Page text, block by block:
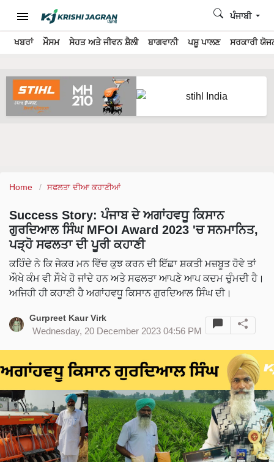
ਖਬਰਾਂ ਮੌਸਮ ਸੇਹਤ ਅਤੇ ਜੀਵਨ ਸ਼ੈਲੀ ਬਾਗਵਾਨੀ ਪਸ਼ੂ ਪਾਲਣ ਸਰਕਾਰੀ
ਪੰਜਾਬੀ
Home ਸਫਲਤਾ ਦੀਆ ਕਹਾਣੀਆਂ
Success Story: ਪੰਜਾਬ ਦੇ ਅਗਾਂਹਵਧੂ ਕਿਸਾਨ
ਗੁਰਦਿਆਲ ਸਿੰਘ MFOI Award 2023 'ਚ ਸਨਮਾਨਿਤ,
ਪੜ੍ਹੋ ਸਫਲਤਾ ਦੀ ਪੂਰੀ ਕਹਾਣੀ
ਕਹਿੰਦੇ ਨੇ ਕਿ ਜੇਕਰ ਮਨ ਵਿੱਚ ਕੁਝ ਕਰਨ ਦੀ ਇੱਛਾ ਸ਼ਕਤੀ ਮਜ਼ਬੂਤ ​​ਹੋਵੇ ਤਾਂ
ਔਖੇ ਕੰਮ ਵੀ ਸੌਖੇ ਹੋ ਜਾਂਦੇ ਹਨ ਅਤੇ ਸਫਲਤਾ ਆਪਣੇ ਆਪ ਕਦਮ ਚੁੰਮਦੀ ਹੈ।
ਅਜਿਹੀ ਹੀ ਕਹਾਣੀ ਹੈ ਅਗਾਂਹਵਧੂ ਕਿਸਾਨ ਗੁਰਦਿਆਲ ਸਿੰਘ ਦੀ।
Gurpreet Kaur Virk
Wednesday, 20 December 2023 04:56 PM